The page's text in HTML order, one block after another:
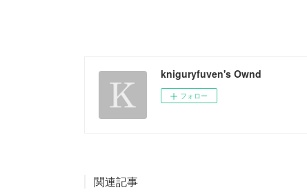
kniguryfuven's Ownd
フォロー
関連記事